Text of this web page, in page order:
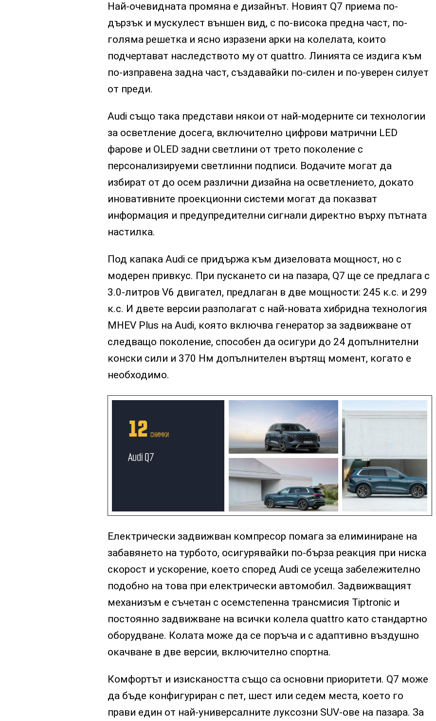
Най-очевидната промяна е дизайнът. Новият Q7 приема по-
дързък и мускулест външен вид, с по-висока предна част, по-
голяма решетка и ясно изразени арки на колелата, които
подчертават наследството му от quattro. Линията се издига към
по-изправена задна част, създавайки по-силен и по-уверен силует
от преди.
Audi също така представи някои от най-модерните си технологии
за осветление досега, включително цифрови матрични LED
фарове и OLED задни светлини от трето поколение с
персонализируеми светлинни подписи. Водачите могат да
избират от до осем различни дизайна на осветлението, докато
иновативните проекционни системи могат да показват
информация и предупредителни сигнали директно върху пътната
настилка.
Под капака Audi се придържа към дизеловата мощност, но с
модерен привкус. При пускането си на пазара, Q7 ще се предлага с
3.0-литров V6 двигател, предлаган в две мощности: 245 к.с. и 299
к.с. И двете версии разполагат с най-новата хибридна технология
MHEV Plus на Audi, която включва генератор за задвижване от
следващо поколение, способен да осигури до 24 допълнителни
конски сили и 370 Нм допълнителен въртящ момент, когато е
необходимо.
12 СНИМКИ
Audi Q7
Електрически задвижван компресор помага за елиминиране на
забавянето на турбото, осигурявайки по-бърза реакция при ниска
скорост и ускорение, което според Audi се усеща забележително
подобно на това при електрически автомобил. Задвижващият
механизъм е съчетан с осемстепенна трансмисия Tiptronic и
постоянно задвижване на всички колела quattro като стандартно
оборудване. Колата може да се поръча и с адаптивно въздушно
окачване в две версии, включително спортна.
Комфортът и изискаността също са основни приоритети. Q7 може
да бъде конфигуриран с пет, шест или седем места, което го
прави един от най-универсалните луксозни SUV-ове на пазара. За